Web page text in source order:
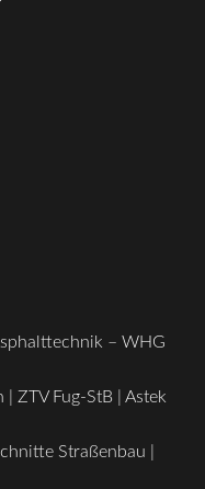
– WHG
ZTV Fug-StB | Astek
Straßenbau |